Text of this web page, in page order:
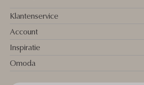
Klantenservice
Account
Inspiratie
Omoda